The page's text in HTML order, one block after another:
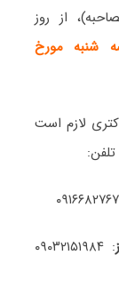
از روز
سه شنبه مورخ
لازم است
: ۰۹۰۳۲۱۵۱۹۸۴